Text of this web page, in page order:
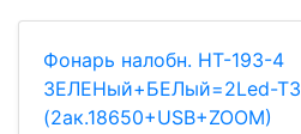
Фонарь налобн. HT-193-4
ЗЕЛЕНый+БЕЛый=2Led-T3
(2ак.18650+USB+ZOOM)